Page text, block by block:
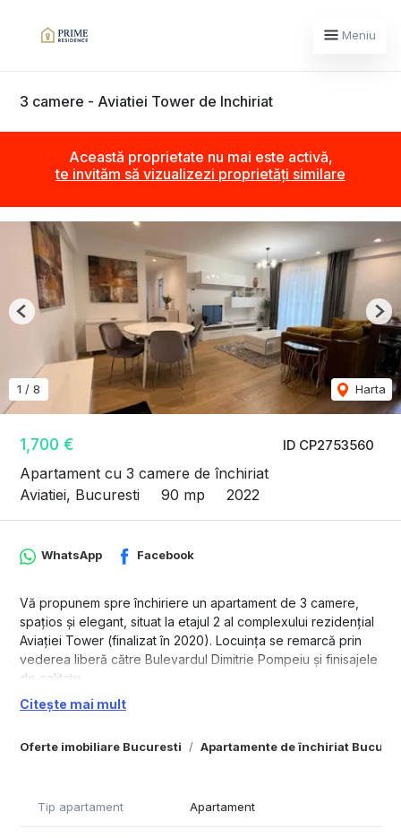
Meniu
3 camere - Aviatiei Tower de Inchiriat
Această proprietate nu mai este activă,
te invităm să vizualizezi proprietăți similare
ID CP2753560
1,700 €
Apartament cu 3 camere de închiriat
Aviatiei, Bucuresti
90 mp 2022
1 / 8 Harta
Previous
Oferte imobiliare Bucuresti Apartamente de închiriat
WhatsApp Facebook
Vă propunem spre închiriere un apartament de 3 camere,
spațios și elegant, situat la etajul 2 al complexului rezidențial
Aviației Tower (finalizat în 2020). Locuința se remarcă prin
vederea liberă către Bulevardul Dimitrie Pompeiu și finisajele
de calitate.
Configurație: Living generos, bucătărie cu mobilier
Parcare: Include 2 locuri de parcare în subteran.
Citește mai mult
Tip apartament Apartament